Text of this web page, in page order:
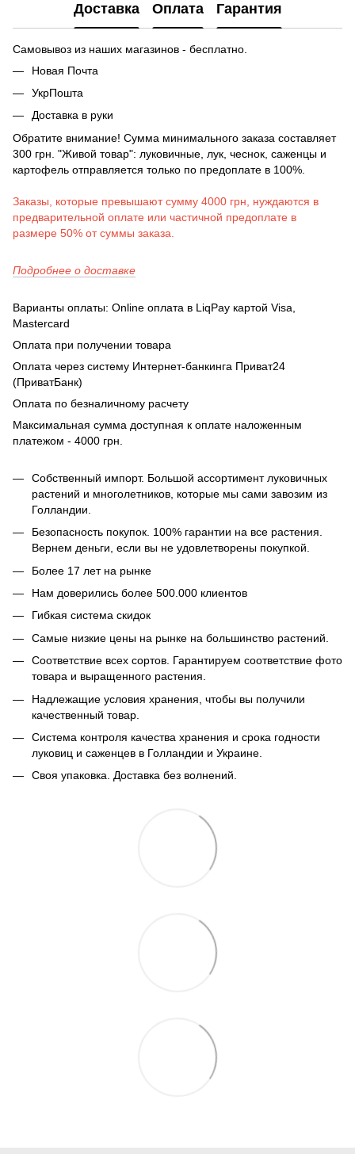
Доставка Оплата Гарантия
Самовывоз из наших магазинов - бесплатно.
Новая Почта
УкрПошта
Доставка в руки
Обратите внимание! Сумма минимального заказа составляет
300 грн. "Живой товар": луковичные, лук, чеснок, саженцы и
картофель отправляется только по предоплате в 100%.
Заказы, которые превышают сумму 4000 грн, нуждаются в
предварительной оплате или частичной предоплате в
размере 50% от суммы заказа.
Подробнее о доставке
Варианты оплаты: Online оплата в LiqPay картой Visa,
Mastercard
Оплата при получении товара
Оплата через систему Интернет-банкинга Приват24
(ПриватБанк)
Оплата по безналичному расчету
Максимальная сумма доступная к оплате наложенным
платежом - 4000 грн.
Собственный импорт. Большой ассортимент луковичных
растений и многолетников, которые мы сами завозим из
Голландии.
Безопасность покупок. 100% гарантии на все растения.
Вернем деньги, если вы не удовлетворены покупкой.
Более 17 лет на рынке
Нам доверились более 500.000 клиентов
Гибкая система скидок
Самые низкие цены на рынке на большинство растений.
Соответствие всех сортов. Гарантируем соответствие фото
товара и выращенного растения.
Надлежащие условия хранения, чтобы вы получили
качественный товар.
Система контроля качества хранения и срока годности
луковиц и саженцев в Голландии и Украине.
Своя упаковка. Доставка без волнений.